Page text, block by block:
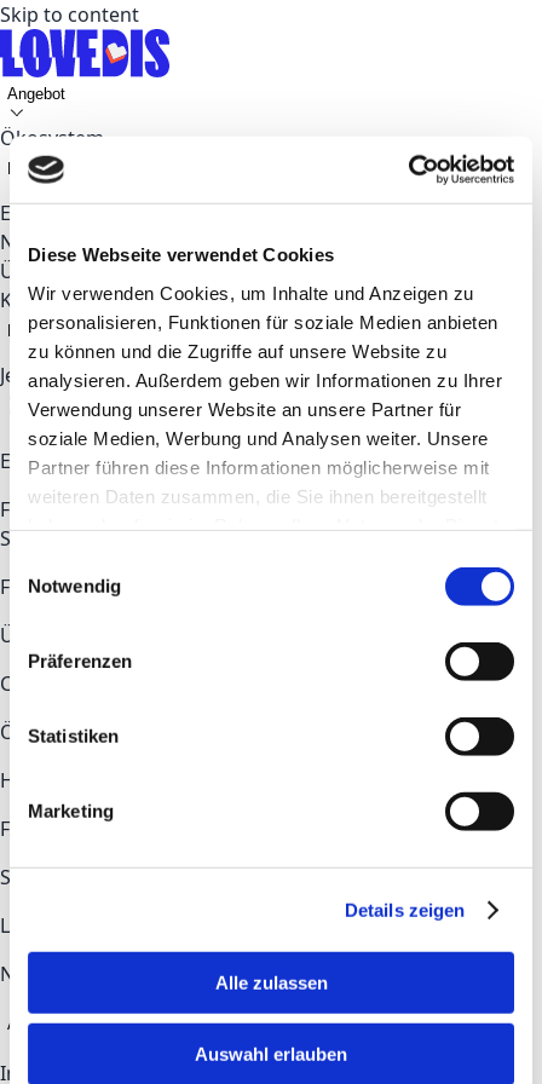
Diese Webseite verwendet Cookies
Wir verwenden Cookies, um Inhalte und Anzeigen zu
personalisieren, Funktionen für soziale Medien anbieten
zu können und die Zugriffe auf unsere Website zu
analysieren. Außerdem geben wir Informationen zu Ihrer
Verwendung unserer Website an unsere Partner für
soziale Medien, Werbung und Analysen weiter. Unsere
Partner führen diese Informationen möglicherweise mit
weiteren Daten zusammen, die Sie ihnen bereitgestellt
Notwendig
Präferenzen
Statistiken
Marketing
Details zeigen
Alle zulassen
Auswahl erlauben
Skip to content
Angebot
Ökosystem
Fokusthemen
Events
News
Über uns
Kontakt
Jetzt bewerben
Entdecken
Für Startups & TalentsFür UnternehmenCoworking
SpacePartnerÜber LOVEDIS
Fokusthemen
Überblick
COMMUNITY
ÖkosystemNewsroom
Hilfe & Kontakt
FAQs
Kontakt
STAY UP TO DATE
LinkedIn
Newsletter-Anmeldung
Anmelden
Impressum